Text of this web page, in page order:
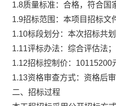
1.8质量标准：合格，符合国
1.9招标范围：本项目招标文
1.10标段划分：本次招标共划
1.11评标办法：综合评估法；
1.12招标控制价：10115200
1.13资格审查方式：资格后审
二、招标过程